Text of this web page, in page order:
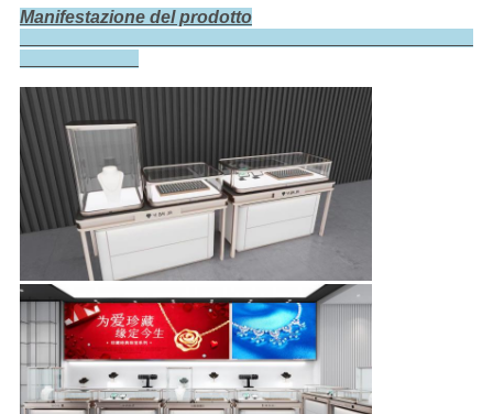
Manifestazione del prodotto